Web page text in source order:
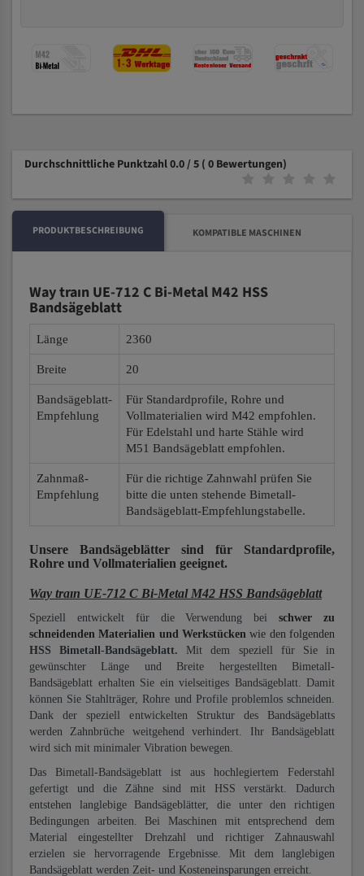
Durchschnittliche Punktzahl 0.0 / 5 ( 0 Bewertungen)
PRODUKTBESCHREIBUNG KOMPATIBLE MASCHINEN
Way traın UE-712 C Bi-Metal M42 HSS
Bandsägeblatt
Länge 2360
Breite 20
Bandsägeblatt-
Empfehlung
Für Standardprofile, Rohre und
Vollmaterialien wird M42 empfohlen.
Für Edelstahl und harte Stähle wird
M51 Bandsägeblatt empfohlen.
Zahnmaß-
Empfehlung
Für die richtige Zahnwahl prüfen Sie
bitte die unten stehende Bimetall-
Bandsägeblatt-Empfehlungstabelle.
Unsere Bandsägeblätter sind für Standardprofile,
Rohre und Vollmaterialien geeignet.
Way traın UE-712 C Bi-Metal M42 HSS Bandsägeblatt
Speziell entwickelt für die Verwendung beischwer zu
schneidenden Materialien und Werkstücken wie den folgenden
HSS Bimetall-Bandsägeblatt. Mit dem speziell für Sie in
gewünschter Länge und Breite hergestellten Bimetall-
Bandsägeblatt erhalten Sie ein vielseitiges Bandsägeblatt. Damit
können Sie Stahlträger, Rohre und Profile problemlos schneiden.
Dank der speziell entwickelten Struktur des Bandsägeblatts
werden Zahnbrüche weitgehend verhindert. Ihr Bandsägeblatt
wird sich mit minimaler Vibration bewegen.
Das Bimetall-Bandsägeblatt ist aus hochlegiertem Federstahl
gefertigt und die Zähne sind mit HSS verstärkt. Dadurch
entstehen langlebige Bandsägeblätter, die unter den richtigen
Bedingungen arbeiten. Bei Maschinen mit entsprechend dem
Material eingestellter Drehzahl und richtiger Zahnauswahl
erzielen sie hervorragende Ergebnisse. Mit dem langlebigen
Bandsägeblatt werden Zeit- und Kosteneinsparungen erreicht.